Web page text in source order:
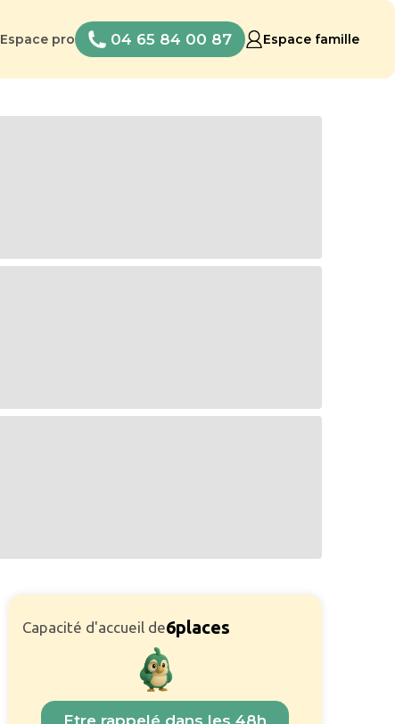
Espace pro 04 65 84 00 87 Espace famille
Capacité d'accueil de6places
Etre rappelé dans les 48h